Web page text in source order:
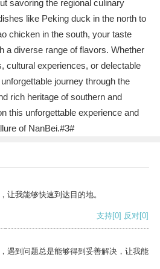
savoring the regional culinary
like Peking duck in the north to
chicken in the south, your taste
a diverse range of flavors. Whether
cultural experiences, or delectable
journey through the
rich heritage of southern and
this unforgettable experience and
of NanBei.#3#
让我能够快速到达目的地。
支持[0] 反对[0]
遇到问题总是能够得到妥善解决，让我能